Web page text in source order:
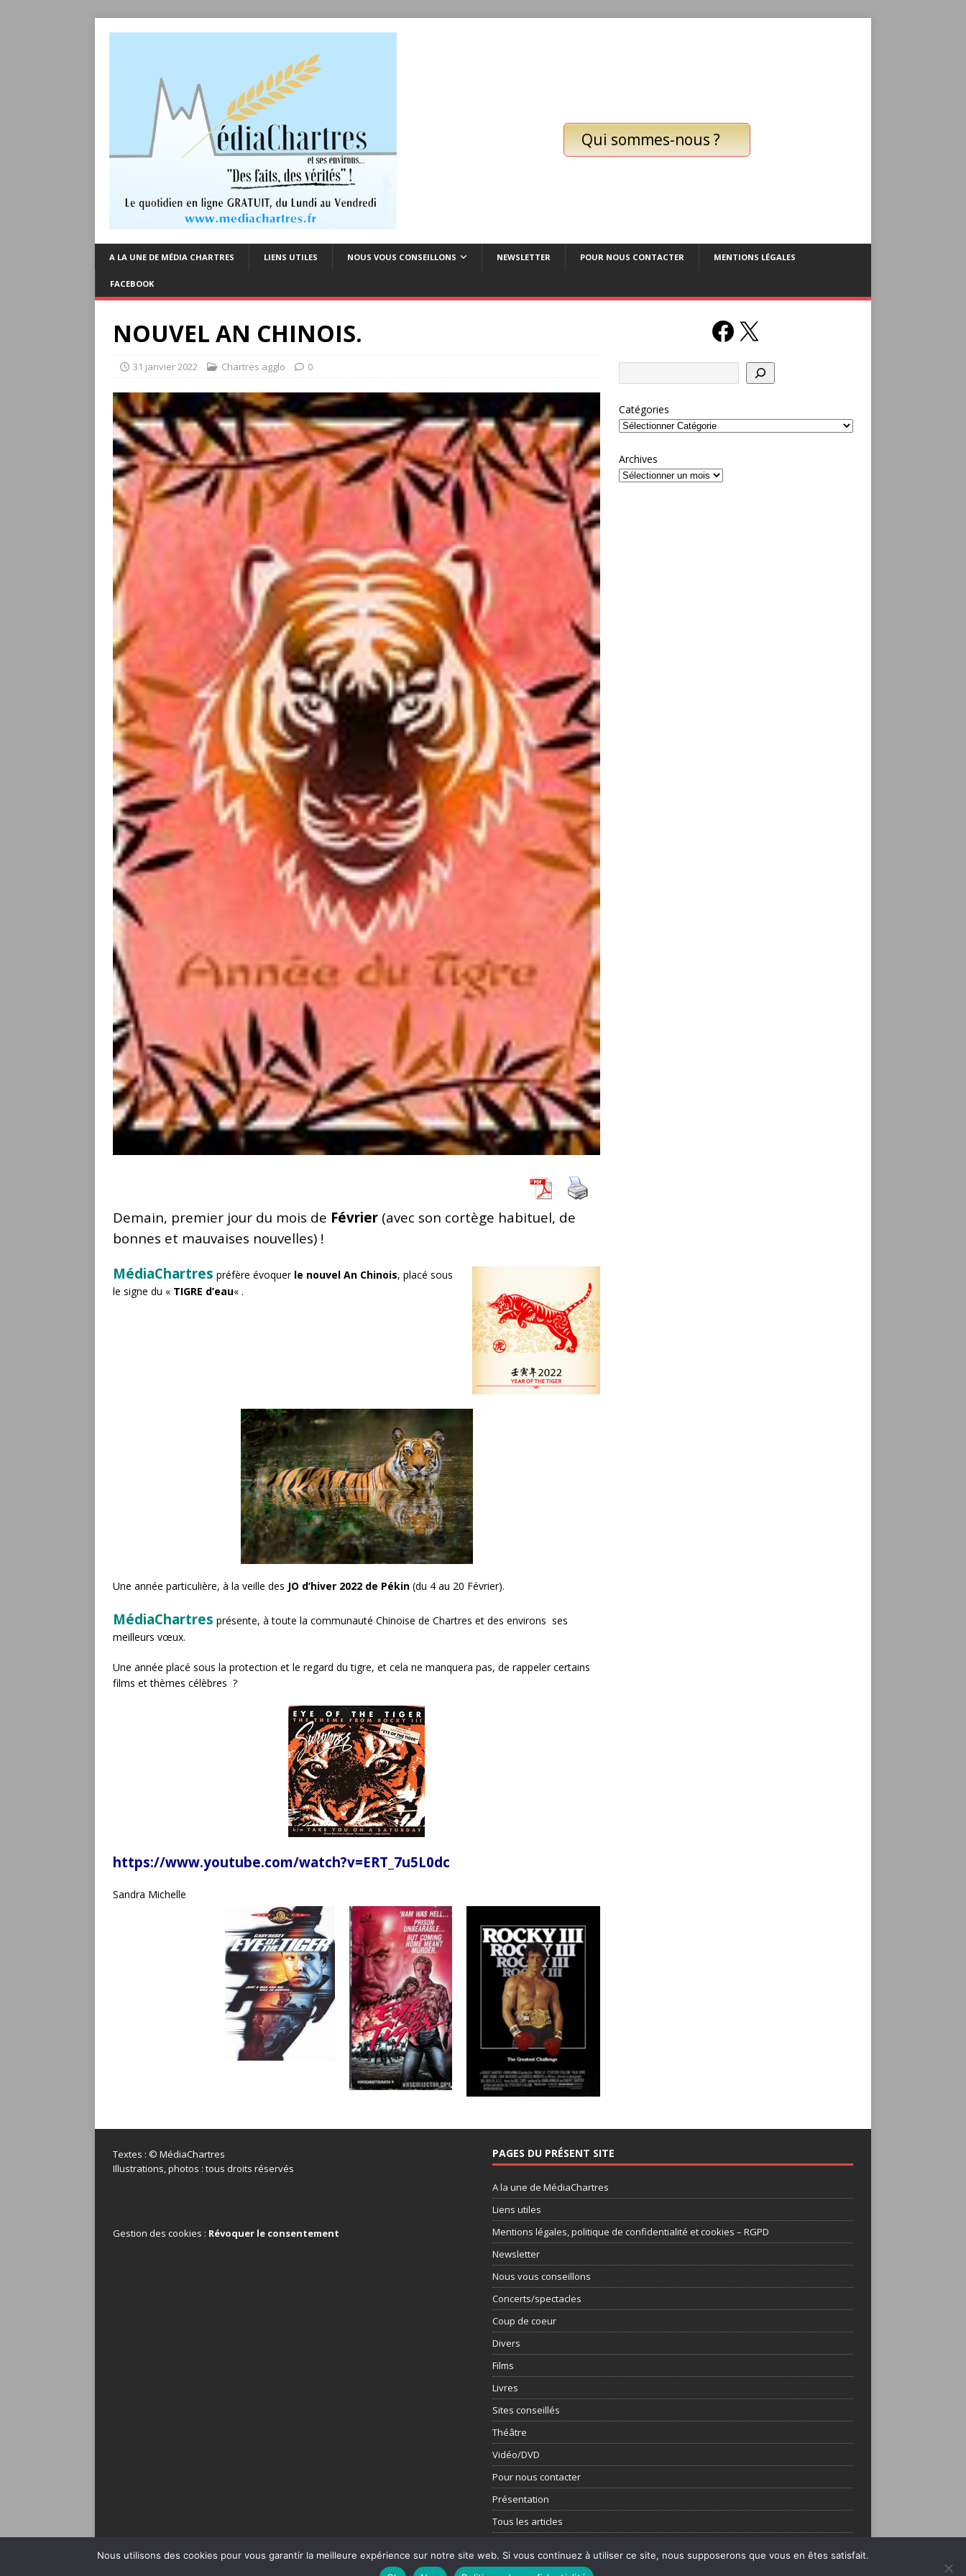
Qui sommes-nous ?
A LA UNE DE MÉDIA CHARTRES LIENS UTILES NOUS VOUS CONSEILLONS NEWSLETTER POUR NOUS CONTACTER MENTIONS LÉGALES
FACEBOOK
NOUVEL AN CHINOIS.
31 janvier 2022 Chartres agglo 0
Demain, premier jour du mois de Février (avec son cortège habituel, de
bonnes et mauvaises nouvelles) !
MédiaChartres préfère évoquer le nouvel An Chinois, placé sous
le signe du « TIGRE d’eau« .
Une année particulière, à la veille des JO d’hiver 2022 de Pékin (du 4 au 20 Février).
MédiaChartres présente, à toute la communauté Chinoise de Chartres et des environs ses
meilleurs vœux.
Une année placé sous la protection et le regard du tigre, et cela ne manquera pas, de rappeler certains
films et thèmes célèbres ?
https://www.youtube.com/watch?v=ERT_7u5L0dc
Sandra Michelle
Catégories
Archives
Textes : © MédiaChartres
Illustrations, photos : tous droits réservés
Gestion des cookies : Révoquer le consentement
PAGES DU PRÉSENT SITE
A la une de MédiaChartres
Liens utiles
Mentions légales, politique de confidentialité et cookies – RGPD
Newsletter
Nous vous conseillons
Concerts/spectacles
Coup de coeur
Divers
Films
Livres
Sites conseillés
Théâtre
Vidéo/DVD
Pour nous contacter
Présentation
Tous les articles
Nous utilisons des cookies pour vous garantir la meilleure expérience sur notre site web. Si vous continuez à utiliser ce site, nous supposerons que vous en êtes satisfait.